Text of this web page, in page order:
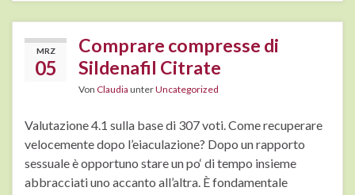
MRZ
05
Comprare compresse di
Sildenafil Citrate
Von Claudia unterUncategorized
Valutazione 4.1 sulla base di 307 voti. Come recuperare
velocemente dopo l’eiaculazione? Dopo un rapporto
sessuale è opportuno stare un po‘ di tempo insieme
abbracciati uno accanto all’altra. È fondamentale